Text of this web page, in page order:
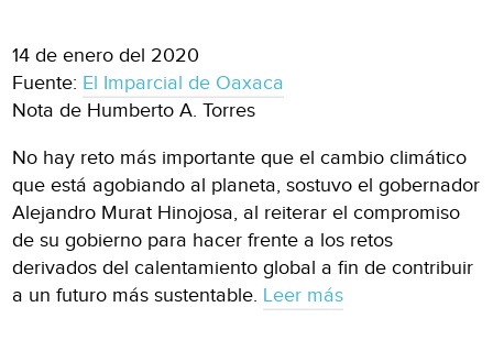
14 de enero del 2020
Fuente: El Imparcial de Oaxaca
Nota de Humberto A. Torres
No hay reto más importante que el cambio climático
que está agobiando al planeta, sostuvo el gobernador
Alejandro Murat Hinojosa, al reiterar el compromiso
de su gobierno para hacer frente a los retos
derivados del calentamiento global a fin de contribuir
a un futuro más sustentable. Leer más